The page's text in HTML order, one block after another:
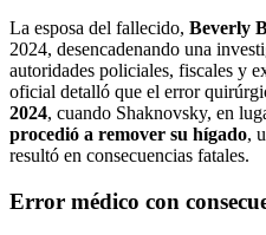
La esposa del fallecido, Beverly
2024, desencadenando una
autoridades policiales, fiscales y
oficial detalló que el error
2024, cuando Shaknovsky, en
procedió a remover su hígado,
resultó en consecuencias fatales.
Error médico con